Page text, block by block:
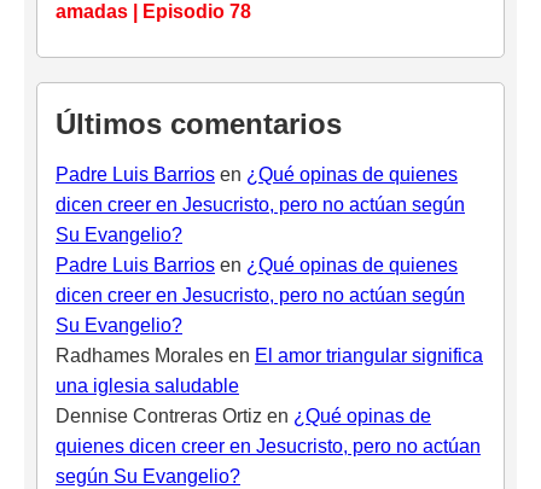
amadas | Episodio 78
Últimos comentarios
Padre Luis Barrios en ¿Qué opinas de quienes
dicen creer en Jesucristo, pero no actúan según
Su Evangelio?
Padre Luis Barrios en ¿Qué opinas de quienes
dicen creer en Jesucristo, pero no actúan según
Su Evangelio?
Radhames Morales en El amor triangular significa
una iglesia saludable
Dennise Contreras Ortiz en ¿Qué opinas de
quienes dicen creer en Jesucristo, pero no actúan
según Su Evangelio?